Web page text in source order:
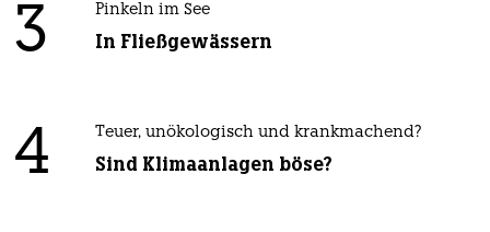
3 Pinkeln im See
In Fließgewässern
4 Teuer, unökologisch und krankmachend?
Sind Klimaanlagen böse?